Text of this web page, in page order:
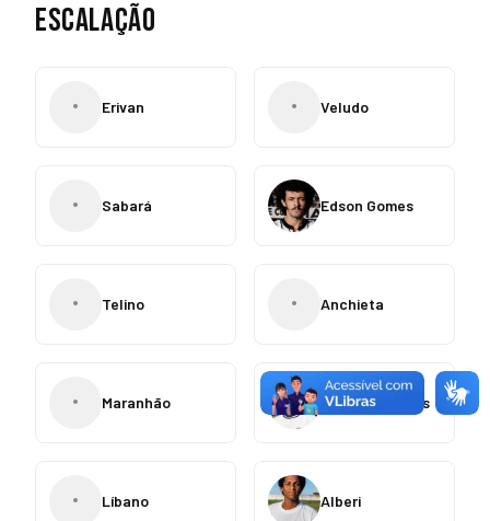
ESCALAÇÃO
• Erivan • Veludo
• Sabará Edson Gomes
• Telino • Anchieta
• Maranhão Danilo Menezes
• Líbano Alberi